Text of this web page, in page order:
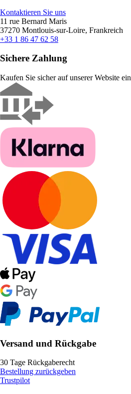
Kontaktieren Sie uns
11 rue Bernard Maris
37270 Montlouis-sur-Loire, Frankreich
+33 1 86 47 62 58
Sichere Zahlung
Kaufen Sie sicher auf unserer Website ein
Versand und Rückgabe
30 Tage Rückgaberecht
Bestellung zurückgeben
Trustpilot